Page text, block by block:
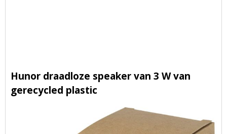
Hunor draadloze speaker van 3 W van
gerecycled plastic